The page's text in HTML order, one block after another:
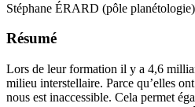
Stéphane ÉRARD (pôle planétologie)
Résumé
Lors de leur formation il y a 4,6
milieu interstellaire. Parce qu’elles
nous est inaccessible. Cela permet